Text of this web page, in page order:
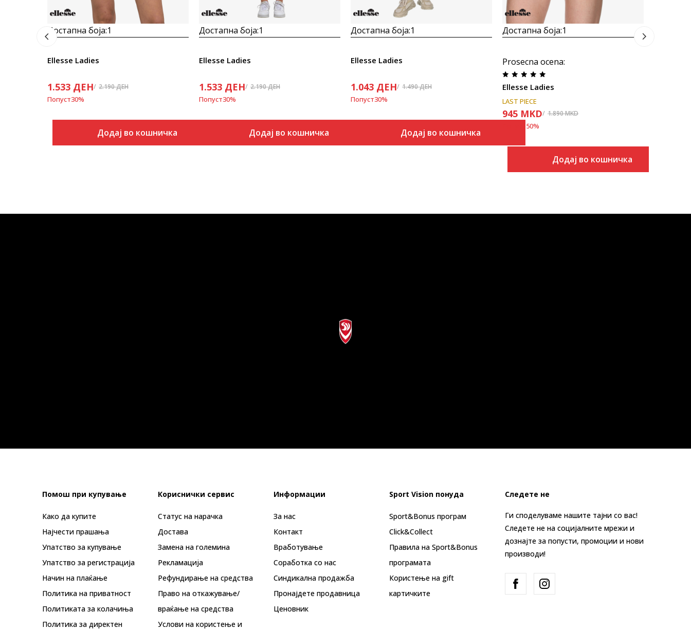
Достапна боја:1
Ellesse Ladies
1.533 ДЕН 2.190ДЕН
Попуст30%
Додај во кошничка
Достапна боја:1
Ellesse Ladies
1.533 ДЕН 2.190ДЕН
Попуст30%
Додај во кошничка
Достапна боја:1
Ellesse Ladies
1.043 ДЕН 1.490ДЕН
Попуст30%
Додај во кошничка
Достапна боја:1
Prosecna ocena:
Ellesse Ladies
LAST PIECE
945 MKD 1.890MKD
50%
Додај во кошничка
Помош при купување
Како да купите
Најчести прашања
Упатство за купување
Упатство за регистрација
Начин на плаќање
Политика на приватност
Политиката за колачиња
Политика за директен
Кориснички сервис
Статус на нарачка
Достава
Замена на големина
Рекламациja
Рефундирање на средства
Право на откажување/
враќање на средства
Услови на користење и
Информации
За нас
Контакт
Вработување
Соработка со нас
Синдикална продажба
Пронајдете продавница
Ценовник
Sport Vision понуда
Sport&Bonus програм
Click&Collect
Правила на Sport&Bonus
програмата
Користење на gift
картичките
Следете не
Ги споделуваме нашите тајни со вас!
Следете не на социјалните мрежи и
дознајте за попусти, промоции и нови
производи!